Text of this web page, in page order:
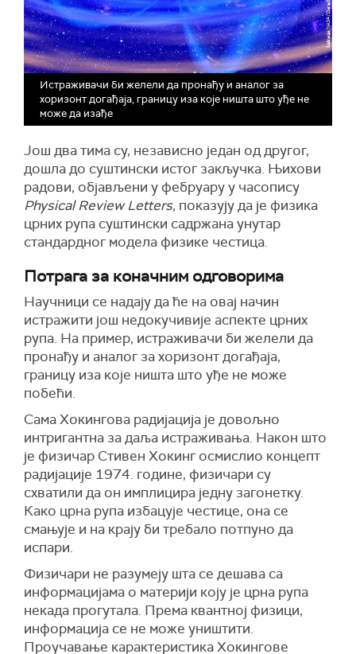
Истраживачи би желели да пронађу и аналог за
хоризонт догађаја, границу иза које ништа што уђе не
може да изађе
Још два тима су, независно један од другог,
дошла до суштински истог закључка. Њихови
радови, објављени у фебруару у часопису
Physical Review Letters, показују да је физика
црних рупа суштински садржана унутар
стандардног модела физике честица.
Потрага за коначним одговорима
Научници се надају да ће на овај начин
истражити још недокучивије аспекте црних
рупа. На пример, истраживачи би желели да
пронађу и аналог за хоризонт догађаја,
границу иза које ништа што уђе не може
побећи.
Сама Хокингова радијација је довољно
интригантна за даља истраживања. Након што
је физичар Стивен Хокинг осмислио концепт
радијације 1974. године, физичари су
схватили да он имплицира једну загонетку.
Како црна рупа избацује честице, она се
смањује и на крају би требало потпуно да
испари.
Физичари не разумеју шта се дешава са
информацијама о материји коју је црна рупа
некада прогутала. Према квантној физици,
информација се не може уништити.
Проучавање карактеристика Хокингове